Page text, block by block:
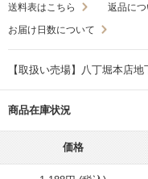
送料表はこちら
返品につ
お届け日数について
【取扱い売場】八丁堀本店
商品在庫状況
価格